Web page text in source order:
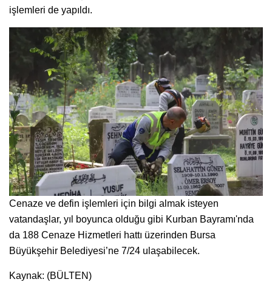
işlemleri de yapıldı.
Cenaze ve defin işlemleri için bilgi almak isteyen
vatandaşlar, yıl boyunca olduğu gibi Kurban Bayramı'nda
da 188 Cenaze Hizmetleri hattı üzerinden Bursa
Büyükşehir Belediyesi’ne 7/24 ulaşabilecek.
Kaynak: (BÜLTEN)